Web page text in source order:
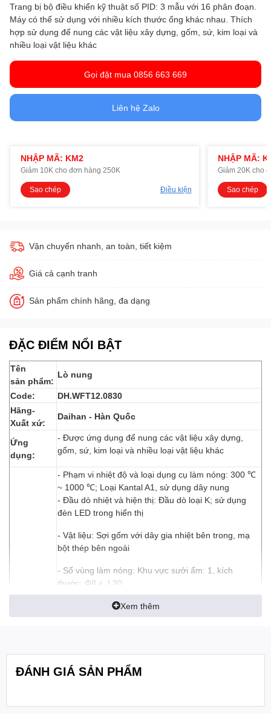
Trang bị bộ điều khiển kỹ thuật số PID: 3 mẫu với 16 phân đoạn.
Máy có thể sử dụng với nhiều kích thước ống khác nhau. Thích
hợp sử dụng để nung các vật liệu xây dựng, gốm, sứ, kim loại và
nhiều loại vật liệu khác
Gọi đặt mua 0856 663 669
Liên hệ Zalo
NHẬP MÃ: KM2
Giảm 10K cho đơn hàng 250K
Sao chép Điều kiện
NHẬP MÃ:
Giảm 20K cho
Sao chép
Vận chuyển nhanh, an toàn, tiết kiệm
Giá cả cạnh tranh
Sản phẩm chính hãng, đa dạng
ĐẶC ĐIỂM NỔI BẬT
Tên
sản phẩm:
Lò nung
Code:
DH.WFT12.0830
Hãng-
Xuất xứ:
Daihan - Hàn Quốc
Ứng
dụng:
- Được ứng dụng để nung các vật liệu xây dựng,
gốm, sứ, kim loại và nhiều loại vật liệu khác
- Phạm vi nhiệt độ và loại dụng cụ làm nóng: 300 ℃
~ 1000 ℃; Loại Kantal A1, sử dụng dây nung
- Đầu dò nhiệt và hiện thị: Đầu dò loại K; sử dụng
đèn LED trong hiển thị
- Vật liệu: Sợi gốm với dây gia nhiệt bên trong, mạ
bột thép bên ngoài
- Số vùng làm nóng: Khu vực sưởi ấm: 1, kích
thước: Φ8 x L30
- Kích thước ống (cm): Φ3 ~ Φ6cm
- Kích thước (w× d× h, cm) : 40 x 28 x 44 cm
Xem thêm
ĐÁNH GIÁ SẢN PHẨM